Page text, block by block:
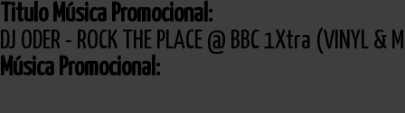
Titulo Música Promocional:
DJ ODER - ROCK THE PLACE @ BBC 1Xtra (VINYL &
Música Promocional: